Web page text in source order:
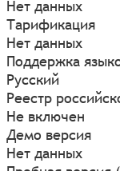
Нет данных
Тарификация
Нет данных
Поддержка
Русский
Реестр
Не включен
Демо версия
Нет данных